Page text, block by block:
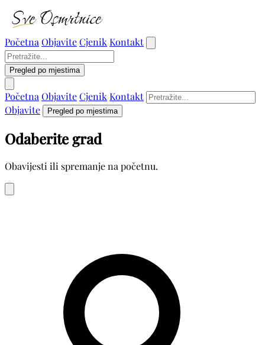
Početna ObjaviteCjenik Kontakt
Pregled po mjestima
Početna ObjaviteCjenik Kontakt
Objavite
Pregled po mjestima
Odaberite grad
Obavijesti ili spremanje na početnu.